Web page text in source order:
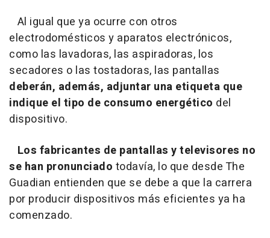
Al igual que ya ocurre con otros
electrodomésticos y aparatos electrónicos,
como las lavadoras, las aspiradoras, los
secadores o las tostadoras, las pantallas
deberán, además, adjuntar una etiqueta que
indique el tipo de consumo energético del
dispositivo.
Los fabricantes de pantallas y televisores no
se han pronunciado todavía, lo que desde The
Guadian entienden que se debe a que la carrera
por producir dispositivos más eficientes ya ha
comenzado.